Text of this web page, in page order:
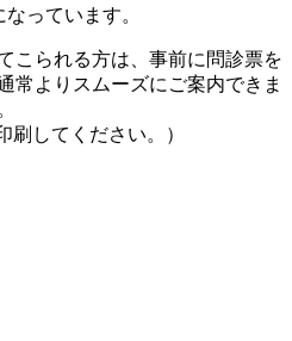
っています。
こられる方は、事前に問診票を
常よりスムーズにご案内できま
刷してください。）